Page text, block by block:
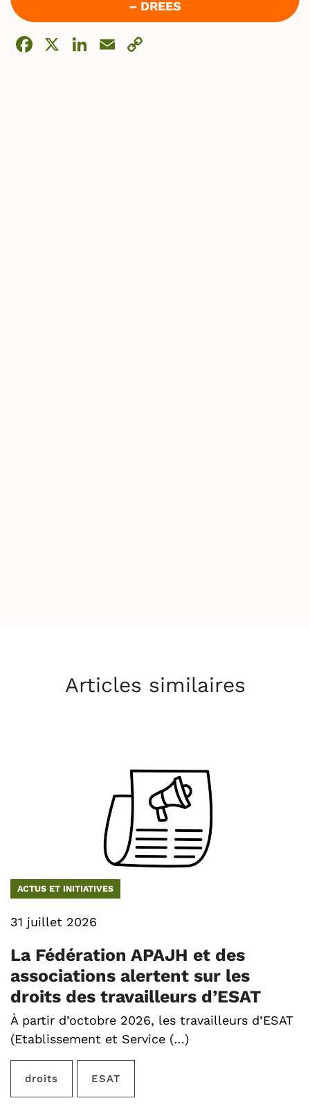
– DREES
Facebook
X LinkedIn
Email
Articles similaires
ACTUS ET INITIATIVES
31 juillet 2026
La Fédération APAJH et des
associations alertent sur les
droits des travailleurs d’ESAT
À partir d’octobre 2026, les travailleurs d’ESAT
(Etablissement et Service (…)
droits ESAT